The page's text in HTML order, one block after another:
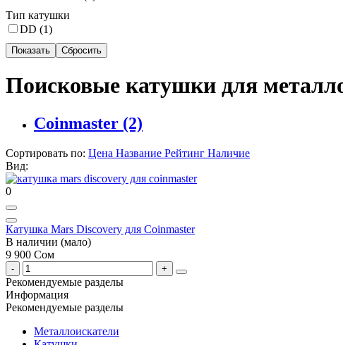
Тип катушки
DD (1)
Поисковые катушки для
Coinmaster (2)
Сортировать по: Цена Название Рейтинг Наличие
Вид:
0
Катушка Mars Discovery для Coinmaster
В наличии (мало)
9 900 Сом
Рекомендуемые разделы
Информация
Рекомендуемые разделы
Металлоискатели